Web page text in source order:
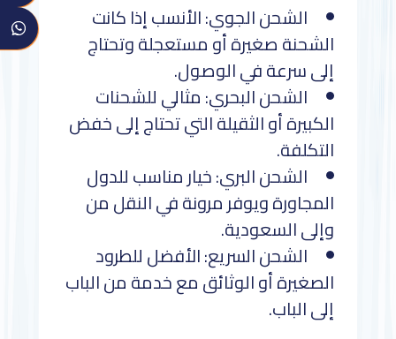
الشحن الجوي: الأنسب إذا كانت
الشحنة صغيرة أو مستعجلة وتحتاج
إلى سرعة في الوصول.
الشحن البحري: مثالي للشحنات
الكبيرة أو الثقيلة التي تحتاج إلى خفض
التكلفة.
الشحن البري: خيار مناسب للدول
المجاورة ويوفر مرونة في النقل من
وإلى السعودية.
الشحن السريع: الأفضل للطرود
الصغيرة أو الوثائق مع خدمة من الباب
إلى الباب.